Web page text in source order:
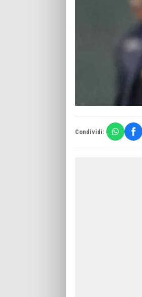
Condividi: